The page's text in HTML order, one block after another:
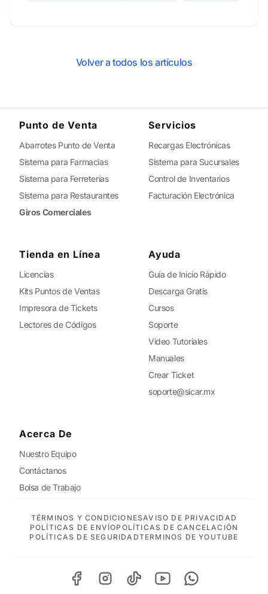
Volver a todos los artículos
Punto de Venta
Abarrotes Punto de Venta
Sistema para Farmacias
Sistema para Ferreterías
Sistema para Restaurantes
Giros Comerciales
Servicios
Recargas Electrónicas
Sistema para Sucursales
Control de Inventarios
Facturación Electrónica
Tienda en Línea
Licencias
Kits Puntos de Ventas
Impresora de Tickets
Lectores de Códigos
Ayuda
Guía de Inicio Rápido
Descarga Gratis
Cursos
Soporte
Video Tutoriales
Manuales
Crear Ticket
soporte@sicar.mx
Acerca De
Nuestro Equipo
Contáctanos
Bolsa de Trabajo
TÉRMINOS Y CONDICIONESAVISO DE PRIVACIDAD
POLÍTICAS DE ENVÍOPOLÍTICAS DE CANCELACIÓN
POLÍTICAS DE SEGURIDADTERMINOS DE YOUTUBE